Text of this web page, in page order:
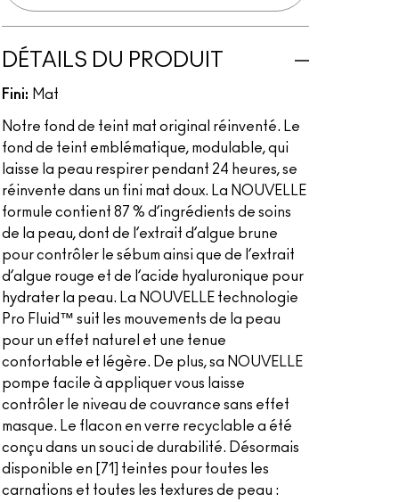
DÉTAILS DU PRODUIT
Fini: Mat
Notre fond de teint mat original réinventé. Le
fond de teint emblématique, modulable, qui
laisse la peau respirer pendant 24 heures, se
réinvente dans un fini mat doux. La NOUVELLE
formule contient 87 % d’ingrédients de soins
de la peau, dont de l’extrait d’algue brune
pour contrôler le sébum ainsi que de l’extrait
d’algue rouge et de l’acide hyaluronique pour
hydrater la peau. La NOUVELLE technologie
Pro Fluid™ suit les mouvements de la peau
pour un effet naturel et une tenue
confortable et légère. De plus, sa NOUVELLE
pompe facile à appliquer vous laisse
contrôler le niveau de couvrance sans effet
masque. Le flacon en verre recyclable a été
conçu dans un souci de durabilité. Désormais
disponible en [71] teintes pour toutes les
carnations et toutes les textures de peau :